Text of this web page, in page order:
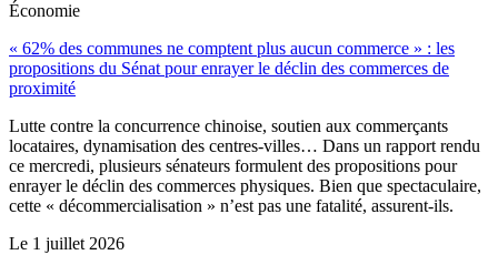
Économie
« 62% des communes ne comptent plus aucun commerce » : les
propositions du Sénat pour enrayer le déclin des commerces de
proximité
Lutte contre la concurrence chinoise, soutien aux commerçants
locataires, dynamisation des centres-villes… Dans un rapport rendu
ce mercredi, plusieurs sénateurs formulent des propositions pour
enrayer le déclin des commerces physiques. Bien que spectaculaire,
cette « décommercialisation » n’est pas une fatalité, assurent-ils.
Le 1 juillet 2026